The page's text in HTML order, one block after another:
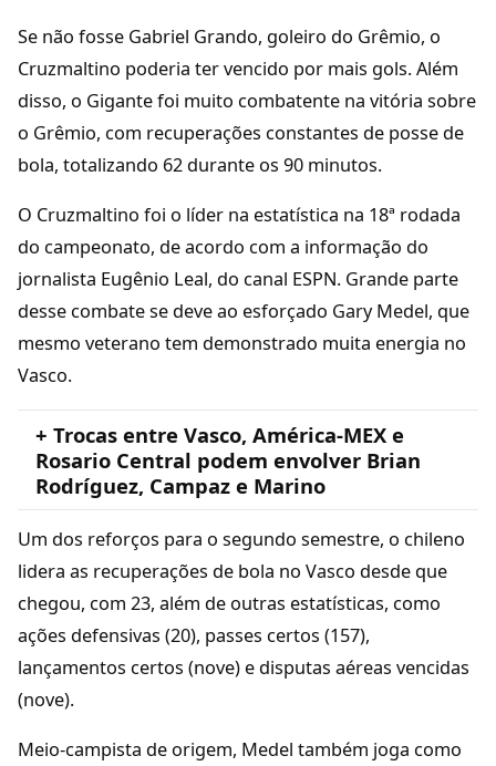
Se não fosse Gabriel Grando, goleiro do Grêmio, o
Cruzmaltino poderia ter vencido por mais gols. Além
disso, o Gigante foi muito combatente na vitória sobre
o Grêmio, com recuperações constantes de posse de
bola, totalizando 62 durante os 90 minutos.
O Cruzmaltino foi o líder na estatística na 18ª rodada
do campeonato, de acordo com a informação do
jornalista Eugênio Leal, do canal ESPN. Grande parte
desse combate se deve ao esforçado Gary Medel, que
mesmo veterano tem demonstrado muita energia no
Vasco.
+ Trocas entre Vasco, América-MEX e
Rosario Central podem envolver Brian
Rodríguez, Campaz e Marino
Um dos reforços para o segundo semestre, o chileno
lidera as recuperações de bola no Vasco desde que
chegou, com 23, além de outras estatísticas, como
ações defensivas (20), passes certos (157),
lançamentos certos (nove) e disputas aéreas vencidas
(nove).
Meio-campista de origem, Medel também joga como